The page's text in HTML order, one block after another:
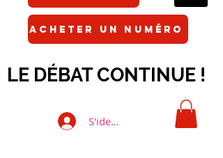
ACHETER UN NUMÉRO
LE DÉBAT CONTINUE !
S'identifier